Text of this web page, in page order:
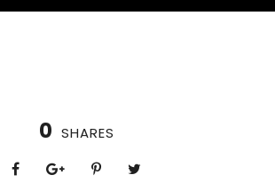
0 SHARES